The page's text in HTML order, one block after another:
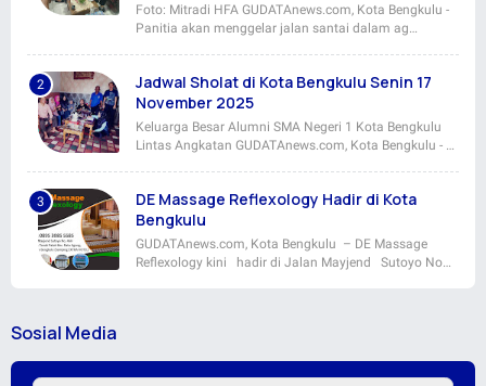
Foto: Mitradi HFA GUDATAnews.com, Kota Bengkulu -
Panitia akan menggelar jalan santai dalam ag…
Jadwal Sholat di Kota Bengkulu Senin 17
November 2025
Keluarga Besar Alumni SMA Negeri 1 Kota Bengkulu
Lintas Angkatan GUDATAnews.com, Kota Bengkulu - …
DE Massage Reflexology Hadir di Kota
Bengkulu
GUDATAnews.com, Kota Bengkulu – DE Massage
Reflexology kini hadir di Jalan Mayjend Sutoyo No…
Sosial Media